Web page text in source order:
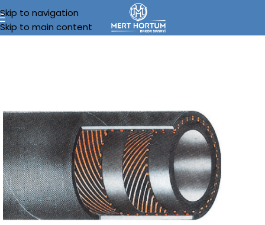
Skip to navigation
Skip to main content